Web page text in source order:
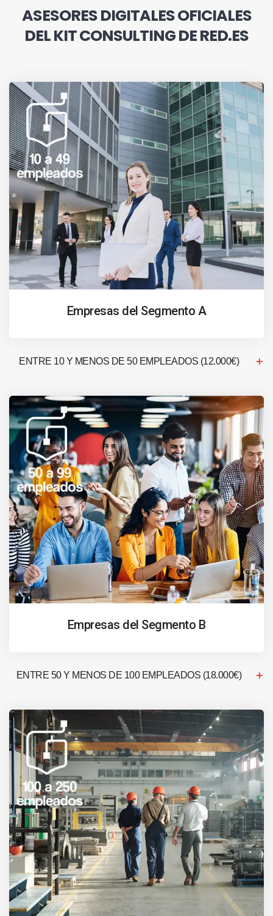
ASESORES DIGITALES OFICIALES
DEL KIT CONSULTING DE RED.ES
Empresas del Segmento A
ENTRE 10 Y MENOS DE 50 EMPLEADOS (12.000€)
Empresas del Segmento B
ENTRE 50 Y MENOS DE 100 EMPLEADOS (18.000€)